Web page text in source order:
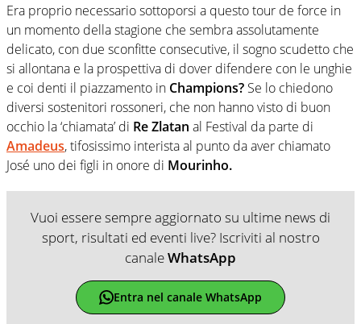
Era proprio necessario sottoporsi a questo tour de force in
un momento della stagione che sembra assolutamente
delicato, con due sconfitte consecutive, il sogno scudetto che
si allontana e la prospettiva di dover difendere con le unghie
e coi denti il piazzamento in Champions? Se lo chiedono
diversi sostenitori rossoneri, che non hanno visto di buon
occhio la ‘chiamata’ di Re Zlatan al Festival da parte di
Amadeus, tifosissimo interista al punto da aver chiamato
José uno dei figli in onore di Mourinho.
Vuoi essere sempre aggiornato su ultime news di
sport, risultati ed eventi live? Iscriviti al nostro
canaleWhatsApp
Entra nel canale WhatsApp